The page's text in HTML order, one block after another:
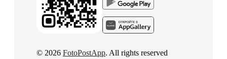
© 2026 FotoPostApp. All rights reserved